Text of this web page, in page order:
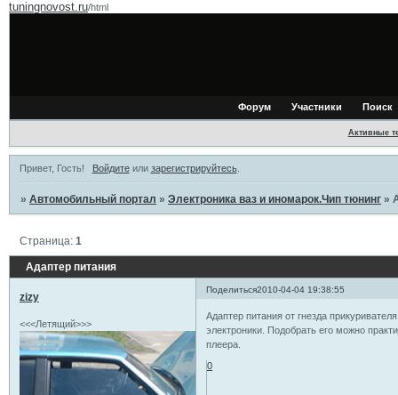
tuningnovost.ru/html
Форум Участники Поиск
Активные
Привет, Гость! Войдитеили зарегистрируйтесь.
»Автомобильный портал »Электроника ваз и иномарок.Чип тюнинг »
Адаптер питания
Страница:1
Поделиться2010-04-04 19:38:55
zizy
<<<Летящий>>>
Адаптер питания от гнезда
электроники. Подобрать его можно
плеера.
0